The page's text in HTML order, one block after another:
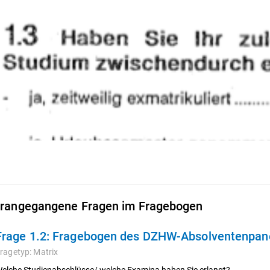
Fragen im Fragebogen
1.2: Fragebogen des DZHW-
Matrix